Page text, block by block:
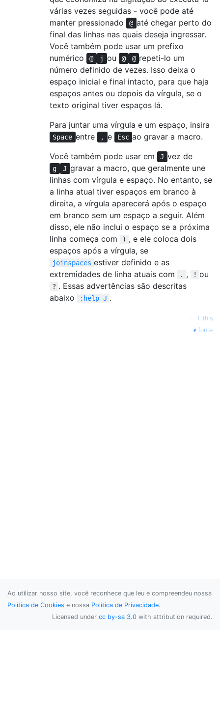
várias vezes seguidas - você pode até
manter pressionado
@ até chegar perto do
final das linhas nas quais deseja ingressar.
Você também pode usar um prefixo
numérico
@ j ou @ @ repeti-lo um
número definido de vezes. Isso deixa o
espaço inicial e final intacto, para que haja
espaços antes ou depois da vírgula, se o
texto original tiver espaços lá.
Para juntar uma vírgula e um espaço, insira
Space entre , e Esc ao gravar a macro.
Você também pode usar em
J vez de
g J gravar a macro, que geralmente une
linhas com vírgula e espaço. No entanto, se
a linha atual tiver espaços em branco à
direita, a vírgula aparecerá após o espaço
em branco sem um espaço a seguir. Além
disso, ele não inclui o espaço se a próxima
linha começa com
) , e ele coloca dois
espaços após a vírgula, se
joinspaces estiver definido e as
extremidades de linha atuais com
. , ! ou
? . Essas advertências são descritas
abaixo
:help J .
— Lithis
fonte
Ao utilizar nosso site, você reconhece que leu e compreendeu nossa
Política de Cookies e nossa Política de Privacidade.
Licensed under cc by-sa 3.0 with attribution required.